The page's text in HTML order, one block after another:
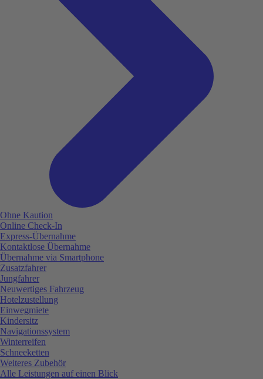
Ohne Kaution
Online Check-In
Express-Übernahme
Kontaktlose Übernahme
Übernahme via Smartphone
Zusatzfahrer
Jungfahrer
Neuwertiges Fahrzeug
Hotelzustellung
Einwegmiete
Kindersitz
Navigationssystem
Winterreifen
Schneeketten
Weiteres Zubehör
Alle Leistungen auf einen Blick